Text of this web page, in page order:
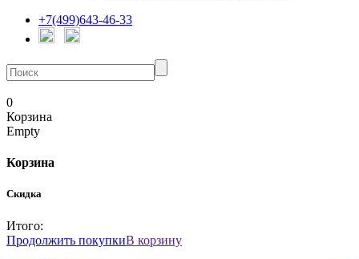
+7(499)643-46-33
0
Корзина
Empty
Корзина
Скидка
Итого:
Продолжить покупкиВ корзину